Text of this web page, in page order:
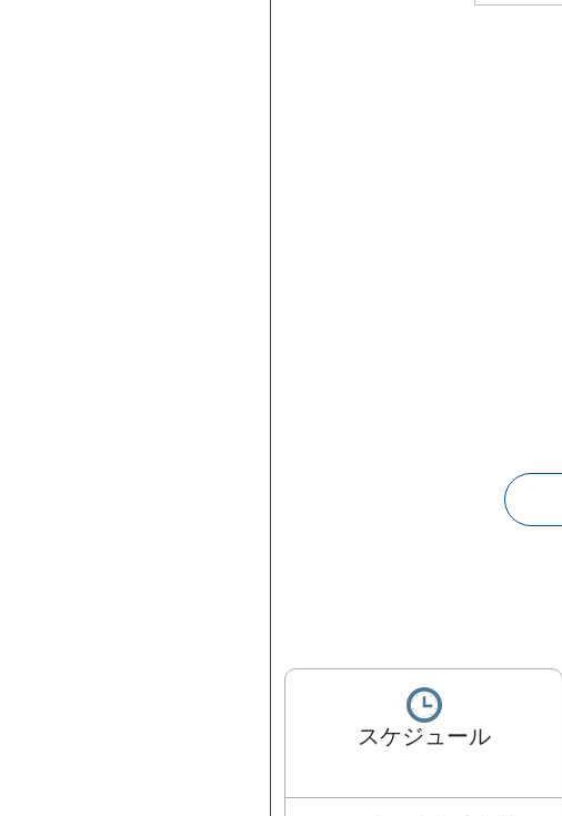
スケジュール